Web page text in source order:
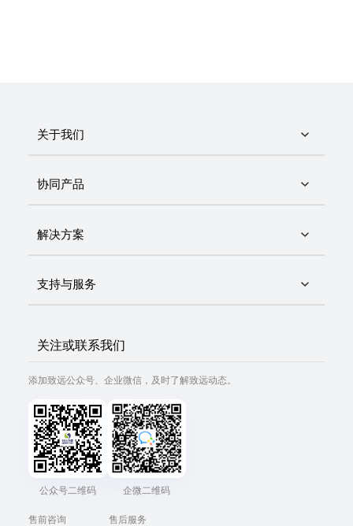
关于我们
协同产品
解决方案
支持与服务
关注或联系我们
添加致远公众号、企业微信，及时了解致远动态。
公众号二维码 企微二维码
售前咨询 售后服务